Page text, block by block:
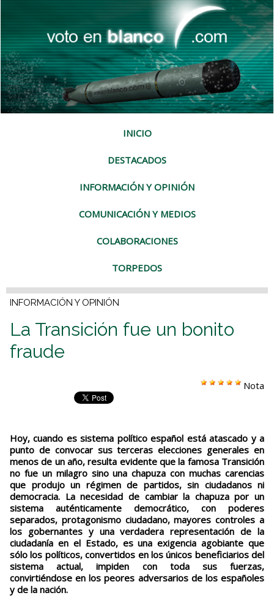
INICIO
DESTACADOS
INFORMACIÓN Y OPINIÓN
COMUNICACIÓN Y MEDIOS
COLABORACIONES
TORPEDOS
INFORMACIÓN Y OPINIÓN
La Transición fue un bonito
fraude
Nota
Hoy, cuando es sistema político español está atascado y a
punto de convocar sus terceras elecciones generales en
menos de un año, resulta evidente que la famosa Transición
no fue un milagro sino una chapuza con muchas carencias
que produjo un régimen de partidos, sin ciudadanos ni
democracia. La necesidad de cambiar la chapuza por un
sistema auténticamente democrático, con poderes
separados, protagonismo ciudadano, mayores controles a
los gobernantes y una verdadera representación de la
ciudadanía en el Estado, es una exigencia agobiante que
sólo los políticos, convertidos en los únicos beneficiarios del
sistema actual, impiden con toda sus fuerzas,
convirtiéndose en los peores adversarios de los españoles
y de la nación.